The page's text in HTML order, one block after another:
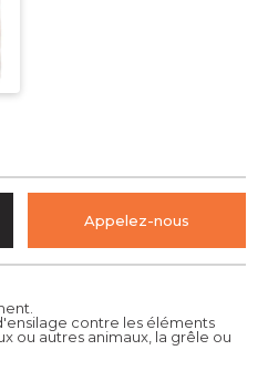
contre les éléments
ou autres animaux, la grêle ou
Appelez-nous